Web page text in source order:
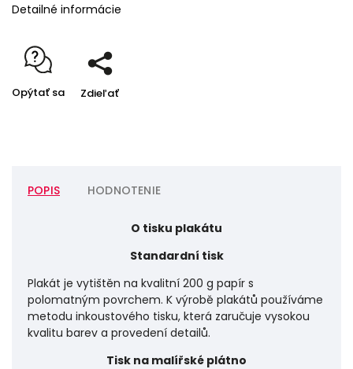
Detailné informácie
Opýtať sa Zdieľať
POPIS HODNOTENIE
O tisku plakátu
Standardní tisk
Plakát je vytištěn na kvalitní 200 g papír s
polomatným povrchem. K výrobě plakátů používáme
metodu inkoustového tisku, která zaručuje vysokou
kvalitu barev a provedení detailů.
Tisk na malířské plátno